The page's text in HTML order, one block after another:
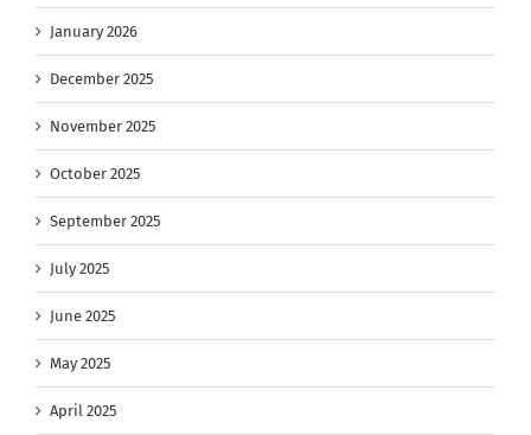
January 2026
December 2025
November 2025
October 2025
September 2025
July 2025
June 2025
May 2025
April 2025